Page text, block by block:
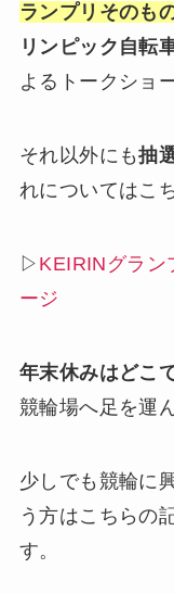
ランプリそのも
リンピック自転
よるトークショ
それ以外にも抽
れについてはこ
▷ KEIRINグラン
ージ
年末休みはどこ
競輪場へ足を運
少しでも競輪に
う方はこちらの
す。